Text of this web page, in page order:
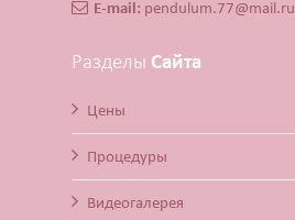
E-mail: pendulum.77@mail.ru
Разделы Сайта
Цены
Процедуры
Видеогалерея